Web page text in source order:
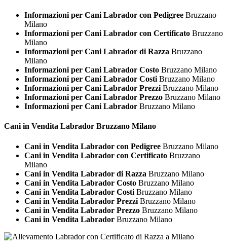
Informazioni per Cani Labrador con Pedigree Bruzzano
Milano
Informazioni per Cani Labrador con Certificato Bruzzano
Milano
Informazioni per Cani Labrador di Razza Bruzzano
Milano
Informazioni per Cani Labrador Costo Bruzzano Milano
Informazioni per Cani Labrador Costi Bruzzano Milano
Informazioni per Cani Labrador Prezzi Bruzzano Milano
Informazioni per Cani Labrador Prezzo Bruzzano Milano
Informazioni per Cani Labrador Bruzzano Milano
Cani in Vendita Labrador Bruzzano Milano
Cani in Vendita Labrador con Pedigree Bruzzano Milano
Cani in Vendita Labrador con Certificato Bruzzano
Milano
Cani in Vendita Labrador di Razza Bruzzano Milano
Cani in Vendita Labrador Costo Bruzzano Milano
Cani in Vendita Labrador Costi Bruzzano Milano
Cani in Vendita Labrador Prezzi Bruzzano Milano
Cani in Vendita Labrador Prezzo Bruzzano Milano
Cani in Vendita Labrador Bruzzano Milano